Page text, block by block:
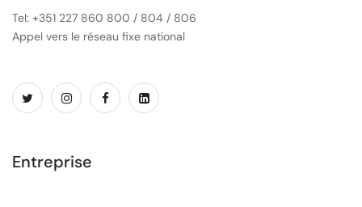
Tel: +351 227 860 800 / 804 / 806
Appel vers le réseau fixe national
Entreprise